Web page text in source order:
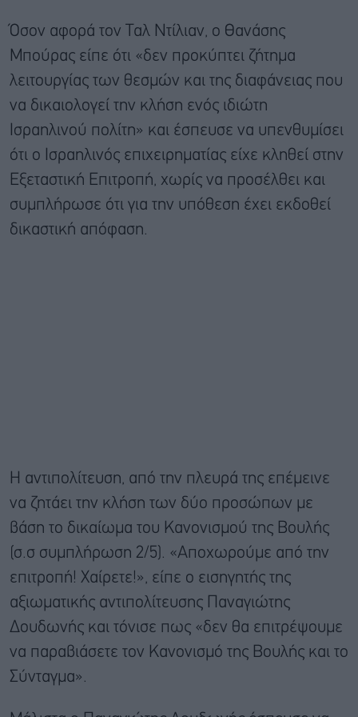
Όσον αφορά τον Ταλ Ντίλιαν, ο Θανάσης
Μπούρας είπε ότι «δεν προκύπτει ζήτημα
λειτουργίας των θεσμών και της διαφάνειας που
να δικαιολογεί την κλήση ενός ιδιώτη
Ισραηλινού πολίτη» και έσπευσε να υπενθυμίσει
ότι ο Ισραηλινός επιχειρηματίας είχε κληθεί στην
Εξεταστική Επιτροπή, χωρίς να προσέλθει και
συμπλήρωσε ότι για την υπόθεση έχει εκδοθεί
δικαστική απόφαση.
Η αντιπολίτευση, από την πλευρά της επέμεινε
να ζητάει την κλήση των δύο προσώπων με
βάση το δικαίωμα του Κανονισμού της Βουλής
(σ.σ συμπλήρωση 2/5). «Αποχωρούμε από την
επιτροπή! Χαίρετε!», είπε ο εισηγητής της
αξιωματικής αντιπολίτευσης Παναγιώτης
Δουδωνής και τόνισε πως «δεν θα επιτρέψουμε
να παραβιάσετε τον Κανονισμό της Βουλής και το
Σύνταγμα».